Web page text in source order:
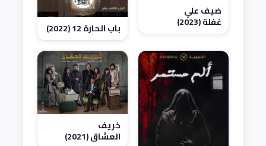
ضيف علي
غفلة (2023) باب الحارة 12 (2022)
خريف
العشاق (2021)